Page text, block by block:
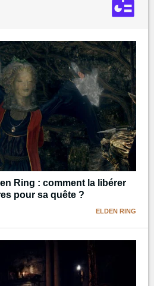
Ring : comment la libérer
pour sa quête ?
ELDEN RING